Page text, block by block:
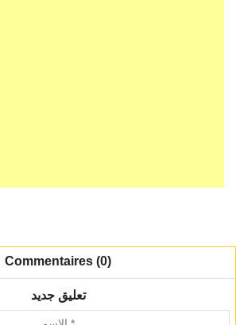
Commentaires (0)
تعليق جديد